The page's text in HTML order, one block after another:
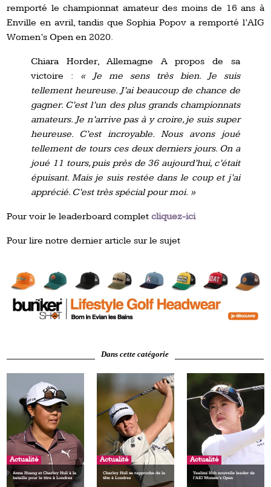
remporté le championnat amateur des moins de 16 ans à
Enville en avril, tandis que Sophia Popov a remporté l’AIG
Women’s Open en 2020.
Chiara Horder, Allemagne A propos de sa
victoire : « Je me sens très bien. Je suis
tellement heureuse. J’ai beaucoup de chance de
gagner. C’est l’un des plus grands championnats
amateurs. Je n’arrive pas à y croire, je suis super
heureuse. C’est incroyable. Nous avons joué
tellement de tours ces deux derniers jours. On a
joué 11 tours, puis près de 36 aujourd’hui, c’était
épuisant. Mais je suis restée dans le coup et j’ai
apprécié. C’est très spécial pour moi. »
Pour voir le leaderboard completcliquez-ici
Pour lire notre dernier article sur le sujet
Dans cette catégorie
Actualité
Anna Huang et Charley Hull à la
bataille pour le titre à Londres
Actualité
Charley Hull se rapproche de la
tête à Londres
Actualité
Yealimi Noh nouvelle leader de
l’AIG Women’s Open